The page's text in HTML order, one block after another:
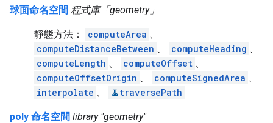
球面命名空間 程式庫「geometry」
靜態方法： computeArea 、
computeDistanceBetween 、 computeHeading 、
computeLength 、 computeOffset 、
computeOffsetOrigin 、 computeSignedArea 、
interpolate 、 traversePath
poly 命名空間 library "geometry"